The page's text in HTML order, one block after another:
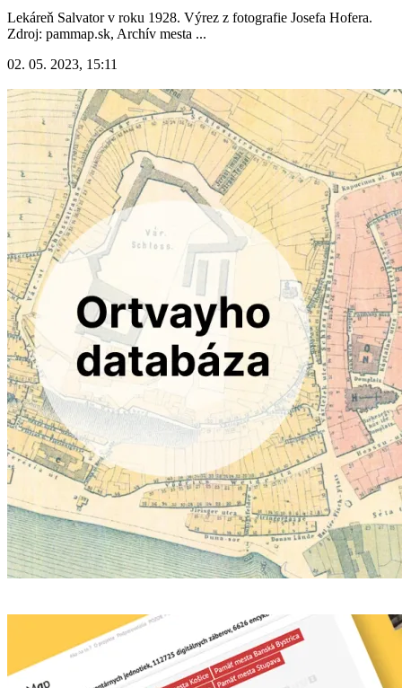
Lekáreň Salvator v roku 1928. Výrez z fotografie Josefa Hofera.
Zdroj: pammap.sk, Archív mesta ...
02. 05. 2023, 15:11